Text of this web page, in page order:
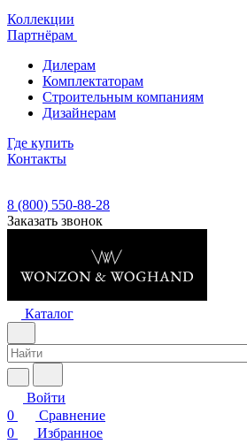
Коллекции
Партнёрам
Дилерам
Комплектаторам
Строительным компаниям
Дизайнерам
Где купить
Контакты
8 (800) 550-88-28
Заказать звонок
Каталог
Войти
0
Сравнение
0
Избранное